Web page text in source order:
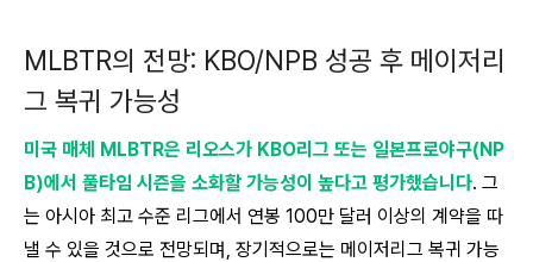
MLBTR의 전망: KBO/NPB 성공 후 메이저리
그 복귀 가능성
미국 매체 MLBTR은 리오스가 KBO리그 또는 일본프로야구(NP
B)에서 풀타임 시즌을 소화할 가능성이 높다고 평가했습니다. 그
는 아시아 최고 수준 리그에서 연봉 100만 달러 이상의 계약을 따
낼 수 있을 것으로 전망되며, 장기적으로는 메이저리그 복귀 가능